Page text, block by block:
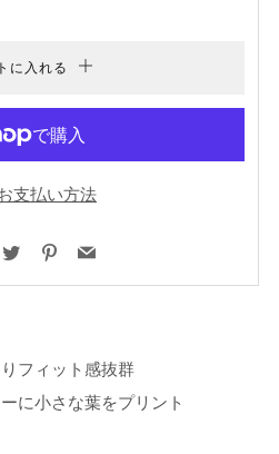
に入れる
支払い方法
Twitter Pinterest
Email
フィット感抜群
に小さな葉をプリント